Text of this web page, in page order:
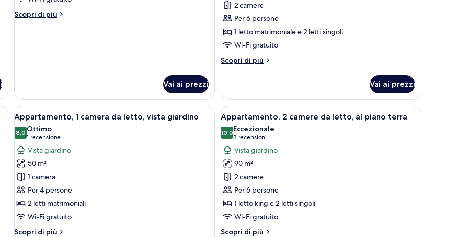
Superior
Scopri di più
Altri
Vai ai prezzi
Camera
familiare
2 camere
Per 6 persone
1 letto matrimoniale e 2 letti singoli
Wi-Fi gratuito
Scopri di più
Altri
familiare
Vai ai prezzi
una scrivania, una sedia e un'ampia finestra con tende.
Apri
tutte
le
foto
per
Appartamento,
camera
da
letto,
vista
Una camera d'albergo con una scrivania, una sedia, un divano e un'ampia finestra con tende leggere.
5
Appartamento, 1 camera da letto, vista giardino
8,08,0 su 10
Ottimo
1 recensione
(1
recensione)
Vista giardino
50 m²
1 camera
Per 4 persone
2 letti matrimoniali
Wi-Fi gratuito
Scopri di più
Altri
Apri
tutte
le
foto
per
Appartamento,
2
camere
da
letto,
al
Un edificio residenziale a più piani con
5
Appartamento, 2 camere da letto, al piano terra
10,010,0 su 10
Eccezionale
3 recensioni
(3
recensioni)
Vista giardino
90 m²
2 camere
Per 6 persone
1 letto king e 2 letti singoli
Wi-Fi gratuito
Scopri di più
Altri